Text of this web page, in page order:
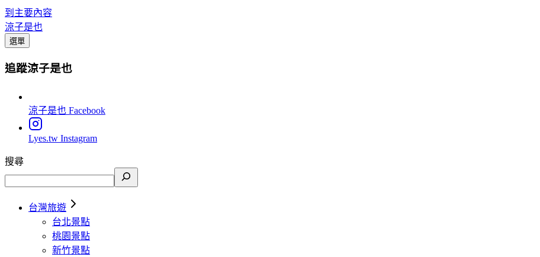
到主要內容
涼子是也
選單
追蹤涼子是也
涼子是也 Facebook
Lyes.tw Instagram
搜尋
台灣旅遊
台北景點
桃園景點
新竹景點